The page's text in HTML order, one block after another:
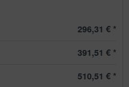
296,31 € *
391,51 € *
510,51 € *